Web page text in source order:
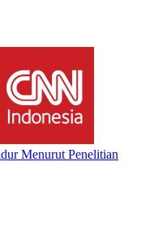
Menurut Penelitian